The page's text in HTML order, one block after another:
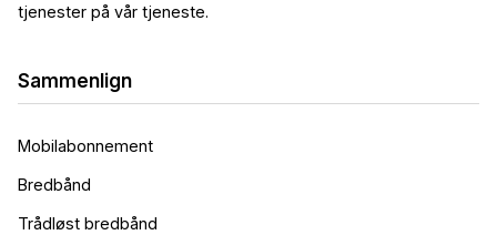
tjenester på vår tjeneste.
Sammenlign
Mobilabonnement
Bredbånd
Trådløst bredbånd